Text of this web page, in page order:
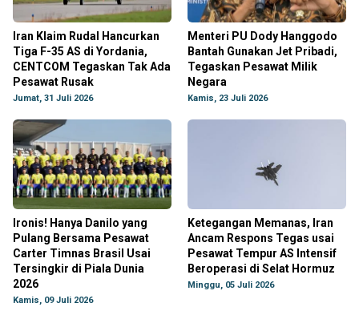
Iran Klaim Rudal Hancurkan
Tiga F-35 AS di Yordania,
CENTCOM Tegaskan Tak Ada
Pesawat Rusak
Jumat, 31 Juli 2026
Menteri PU Dody Hanggodo
Bantah Gunakan Jet Pribadi,
Tegaskan Pesawat Milik
Negara
Kamis, 23 Juli 2026
Ironis! Hanya Danilo yang
Pulang Bersama Pesawat
Carter Timnas Brasil Usai
Tersingkir di Piala Dunia
2026
Kamis, 09 Juli 2026
Ketegangan Memanas, Iran
Ancam Respons Tegas usai
Pesawat Tempur AS Intensif
Beroperasi di Selat Hormuz
Minggu, 05 Juli 2026